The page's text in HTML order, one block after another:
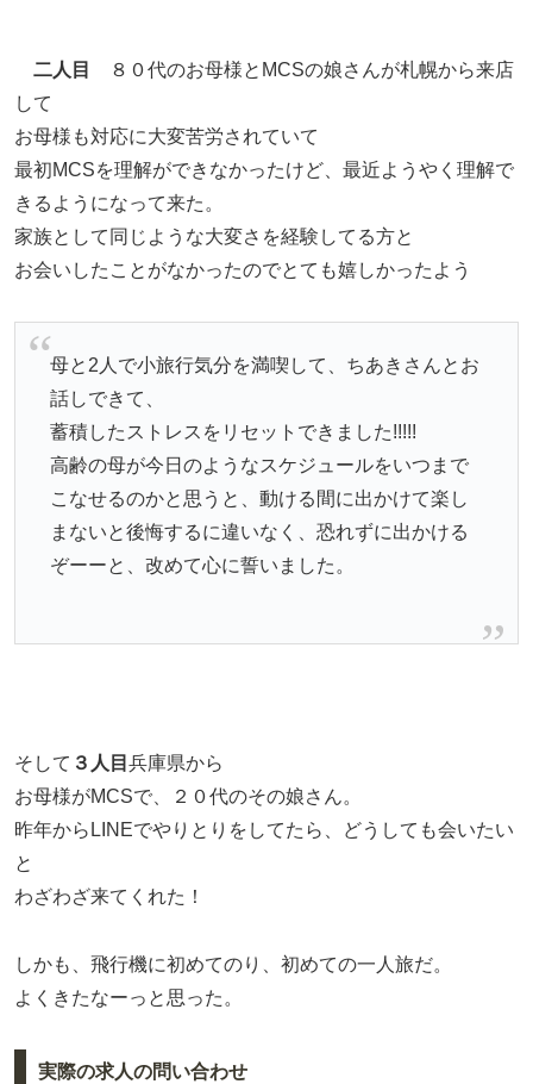
二人目
８０代のお母様とMCSの娘さんが札幌から来店
して
お母様も対応に大変苦労されていて
最初MCSを理解ができなかったけど、最近ようやく理解で
きるようになって来た。
家族として同じような大変さを経験してる方と
お会いしたことがなかったのでとても嬉しかったよう
母と2人で小旅行気分を満喫して、ちあきさんとお
話しできて、
蓄積したストレスをリセットできました!!!!!
高齢の母が今日のようなスケジュールをいつまで
こなせるのかと思うと、動ける間に出かけて楽し
まないと後悔するに違いなく、恐れずに出かける
ぞーーと、改めて心に誓いました。
そして ３人目 兵庫県から
お母様がMCSで、２０代のその娘さん。
昨年からLINEでやりとりをしてたら、どうしても会いたい
と
わざわざ来てくれた！
しかも、飛行機に初めてのり、初めての一人旅だ。
よくきたなーっと思った。
実際の求人の問い合わせ